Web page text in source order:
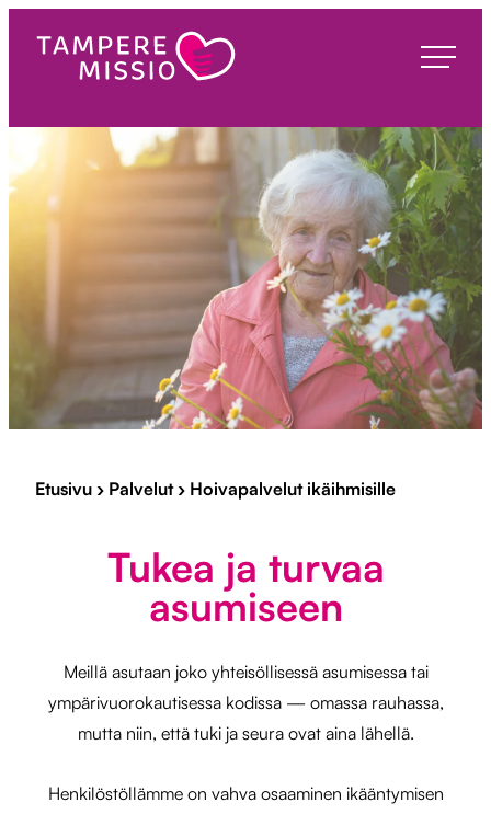
suoraan
sisältöön
TampereMissio
Etusivu › Palvelut› Hoivapalvelut ikäihmisille
Tukea ja turvaa
asumiseen
Meillä asutaan joko yhteisöllisessä asumisessa tai
ympärivuorokautisessa kodissa — omassa rauhassa,
mutta niin, että tuki ja seura ovat aina lähellä.
Henkilöstöllämme on vahva osaaminen ikääntymisen